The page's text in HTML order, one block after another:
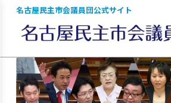
名古屋民主市会議員団公式サイト